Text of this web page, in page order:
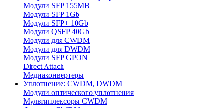
Модули SFP 155MB
Модули SFP 1Gb
Модули SFP+ 10Gb
Модули QSFP 40Gb
Модули для CWDM
Модули для DWDM
Модули SFP GPON
Direct Attach
Медиаконвертеры
Уплотнение: CWDM, DWDM
Модули оптического уплотнения
Мультиплексоры CWDM